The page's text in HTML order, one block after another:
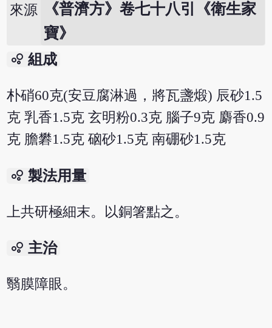
來源
《普濟方》卷七十八引《衛生家
寶》
bubble_chart 組成
朴硝60克(安豆腐淋過，將瓦盞煅) 辰砂1.5
克 乳香1.5克 玄明粉0.3克 腦子9克 麝香0.9
克 膽礬1.5克 硇砂1.5克 南硼砂1.5克
bubble_chart 製法用量
上共研極細末。以銅箸點之。
bubble_chart 主治
翳膜障眼。